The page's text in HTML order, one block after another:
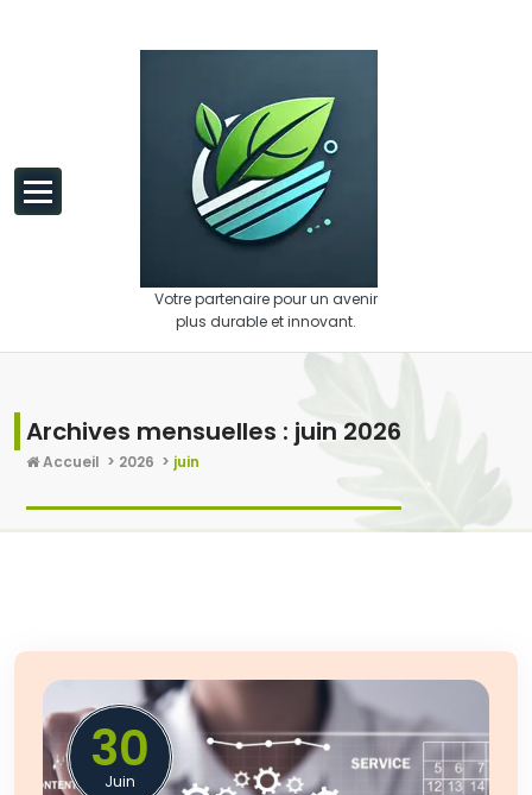
Votre partenaire pour un avenir
plus durable et innovant.
Archives mensuelles : juin 2026
Accueil > 2026 > juin
30
Juin